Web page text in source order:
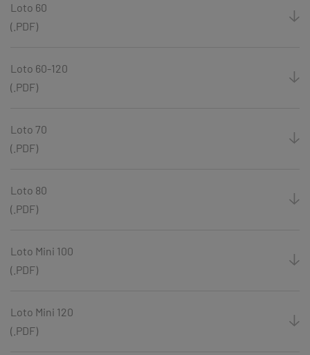
Loto 60
(.PDF)
Loto 60-120
(.PDF)
Loto 70
(.PDF)
Loto 80
(.PDF)
Loto Mini 100
(.PDF)
Loto Mini 120
(.PDF)